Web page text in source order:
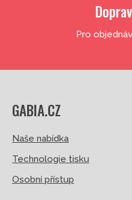
Pro
GABIA.CZ
Naše nabídka
Technologie tisku
Osobní přístup